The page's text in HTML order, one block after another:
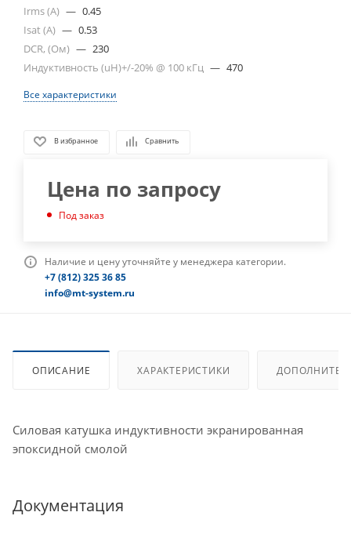
Irms (A) — 0.45
Isat (A) — 0.53
DCR, (Ом) — 230
Индуктивность (uH)+/-20% @ 100 кГц — 470
Все характеристики
В избранное Сравнить
Цена по запросу
Под заказ
Наличие и цену уточняйте у менеджера категории.
+7 (812) 325 36 85
info@mt-system.ru
ОПИСАНИЕ ХАРАКТЕРИСТИКИ
Силовая катушка индуктивности экранированная
эпоксидной смолой
Документация